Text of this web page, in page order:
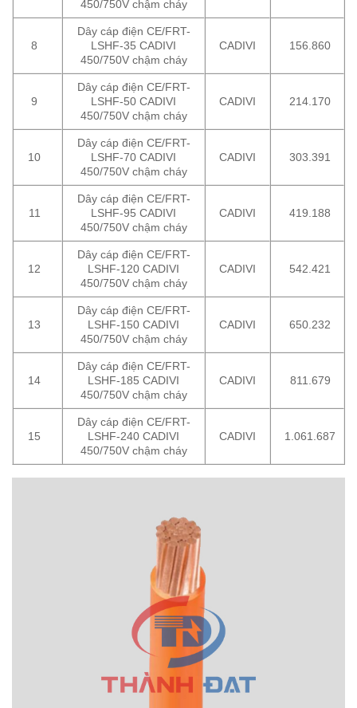
450/750V chậm cháy
8
Dây cáp điện CE/FRT-
LSHF-35 CADIVI
450/750V chậm cháy
CADIVI 156.860
9
Dây cáp điện CE/FRT-
LSHF-50 CADIVI
450/750V chậm cháy
CADIVI 214.170
10
Dây cáp điện CE/FRT-
LSHF-70 CADIVI
450/750V chậm cháy
CADIVI 303.391
11
Dây cáp điện CE/FRT-
LSHF-95 CADIVI
450/750V chậm cháy
CADIVI 419.188
12
Dây cáp điện CE/FRT-
LSHF-120 CADIVI
450/750V chậm cháy
CADIVI 542.421
13
Dây cáp điện CE/FRT-
LSHF-150 CADIVI
450/750V chậm cháy
CADIVI 650.232
14
Dây cáp điện CE/FRT-
LSHF-185 CADIVI
450/750V chậm cháy
CADIVI 811.679
15
Dây cáp điện CE/FRT-
LSHF-240 CADIVI
450/750V chậm cháy
CADIVI 1.061.687